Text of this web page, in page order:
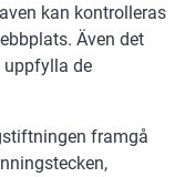
kan kontrolleras
Även det
uppfylla de
framgå